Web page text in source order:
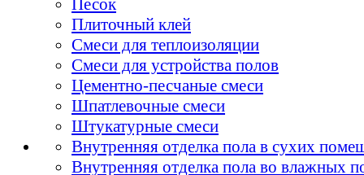
Плиточный клей
Смеси для теплоизоляции
Смеси для устройства полов
Цементно-песчаные смеси
Шпатлевочные смеси
Штукатурные смеси
Внутренняя отделка пола в сухих
Внутренняя отделка пола во влажных